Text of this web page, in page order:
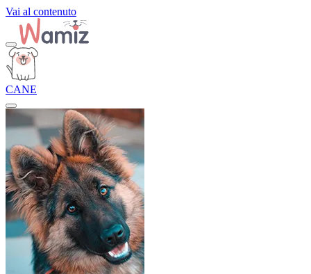
Vai al contenuto
CANE